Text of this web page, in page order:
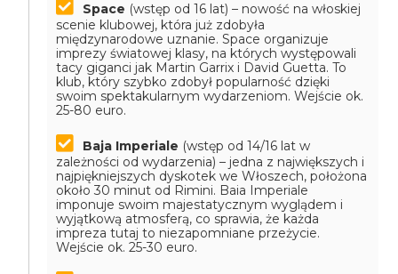
Space (wstęp od 16 lat) – nowość na włoskiej
scenie klubowej, która już zdobyła
międzynarodowe uznanie. Space organizuje
imprezy światowej klasy, na których występowali
tacy giganci jak Martin Garrix i David Guetta. To
klub, który szybko zdobył popularność dzięki
swoim spektakularnym wydarzeniom. Wejście ok.
25-80 euro.
Baja Imperiale (wstęp od 14/16 lat w
zależności od wydarzenia) – jedna z największych i
najpiękniejszych dyskotek we Włoszech, położona
około 30 minut od Rimini. Baia Imperiale
imponuje swoim majestatycznym wyglądem i
wyjątkową atmosferą, co sprawia, że każda
impreza tutaj to niezapomniane przeżycie.
Wejście ok. 25-30 euro.